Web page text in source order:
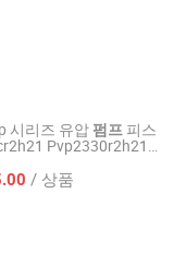
시리즈 유압 펌프 피스
Pvp2330r2h21
/ 상품
Ltd.